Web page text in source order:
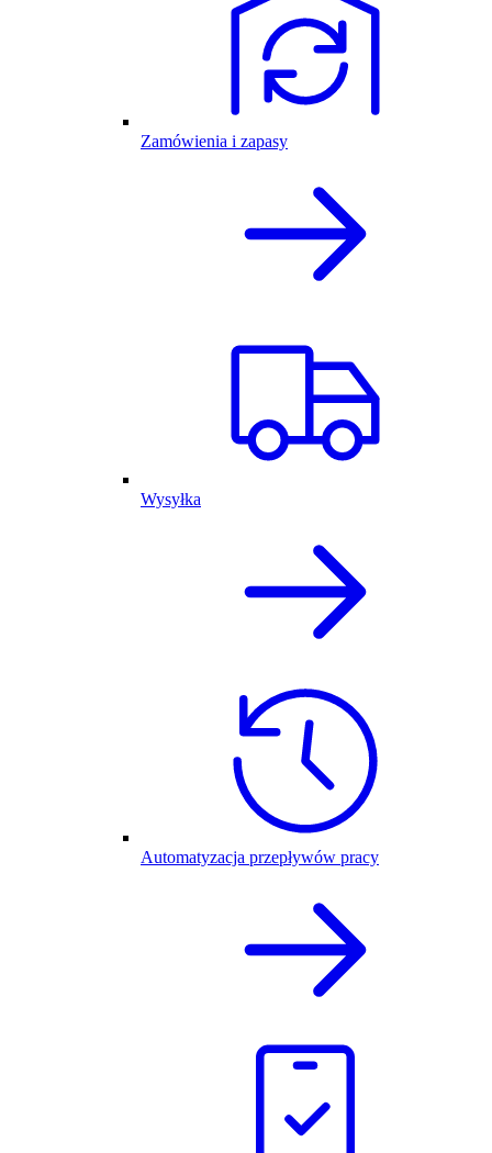
Zamówienia i zapasy
Wysyłka
Automatyzacja przepływów pracy